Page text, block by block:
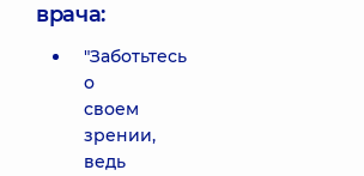
врача:
"Заботьтесь
о
своем
зрении,
ведь